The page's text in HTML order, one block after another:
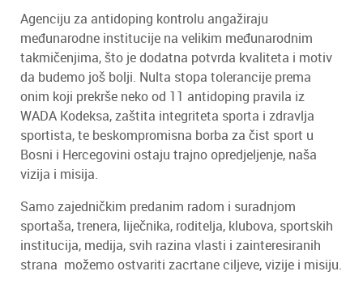
Agenciju za antidoping kontrolu angažiraju
međunarodne institucije na velikim međunarodnim
takmičenjima, što je dodatna potvrda kvaliteta i motiv
da budemo još bolji. Nulta stopa tolerancije prema
onim koji prekrše neko od 11 antidoping pravila iz
WADA Kodeksa, zaštita integriteta sporta i zdravlja
sportista, te beskompromisna borba za čist sport u
Bosni i Hercegovini ostaju trajno opredjeljenje, naša
vizija i misija.
Samo zajedničkim predanim radom i suradnjom
sportaša, trenera, liječnika, roditelja, klubova, sportskih
institucija, medija, svih razina vlasti i zainteresiranih
strana možemo ostvariti zacrtane ciljeve, vizije i misiju.